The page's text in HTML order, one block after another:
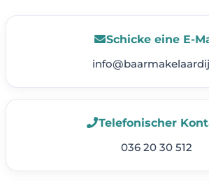
Schicke eine E-
Telefonischer
036 20 30 512